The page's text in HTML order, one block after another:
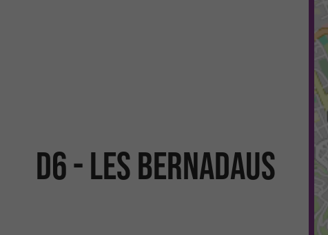
D6 - LES BERNADAUS